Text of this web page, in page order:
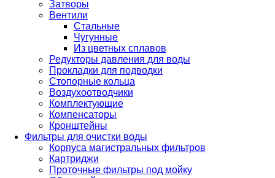
Затворы
Вентили
Стальные
Чугунные
Из цветных сплавов
Редукторы давления для воды
Прокладки для подводки
Стопорные кольца
Воздухоотводчики
Комплектующие
Компенсаторы
Кронштейны
Фильтры для очистки воды
Корпуса магистральных фильтров
Картриджи
Проточные фильтры под мойку